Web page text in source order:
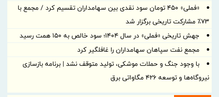
«فملی» ۴۵۰ تومان سود نقدی بین سهامداران تقسیم کرد / مجمع با
۷۳٪ مشارکت تاریخی برگزار شد
جهش تاریخی «فملی» در سال ۱۴۰۴؛ سود خالص به ۱۵۰ همت رسید
مجمع نفت سپاهان سهامداران را غافلگیر کرد
با وجود جنگ و حملات موشکی، تولید متوقف نشد | برنامه بازسازی
نیروگاه‌ها و توسعه ۴۲۶ مگاواتی برق